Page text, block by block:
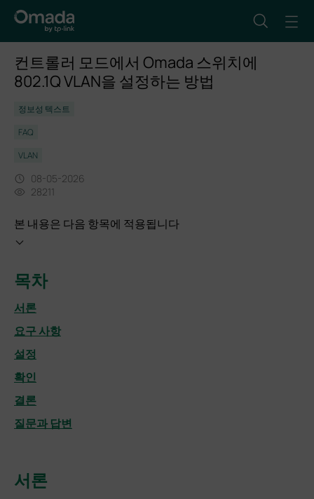
컨트롤러 모드에서 Omada 스위치에
802.1Q VLAN을 설정하는 방법
정보성 텍스트
FAQ
VLAN
08-05-2026
28211
본 내용은 다음 항목에 적용됩니다
목차
서론
요구 사항
설정
확인
결론
질문과 답변
서론